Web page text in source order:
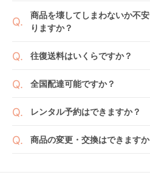
の上で、早期にご返却くだ
のもございます。
新品商品はメーカーから仕
走行テストを行う場合がご
となる場合がございます。
場合や、在庫切れによりご
い。
※万が一キャンセルとなっ
商品を壊してしまわないか不
りますか？
おります。
ョンをご購入ください。
詳しくはこちらをご確認く
往復送料はいくらですか？
へ入れ、カートページから
全国配達可能ですか？
※空港への配達はご対応で
レンタル予約はできますか？
可能ですので、商品のご注
商品の変更・交換はできますか